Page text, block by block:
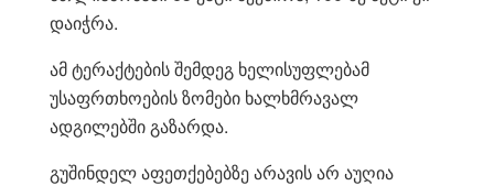
დაიჭრა.
ამ ტერაქტების შემდეგ ხელისუფლებამ
უსაფრთხოების ზომები ხალხმრავალ
ადგილებში გაზარდა.
გუშინდელ აფეთქებებზე არავის არ აუღია